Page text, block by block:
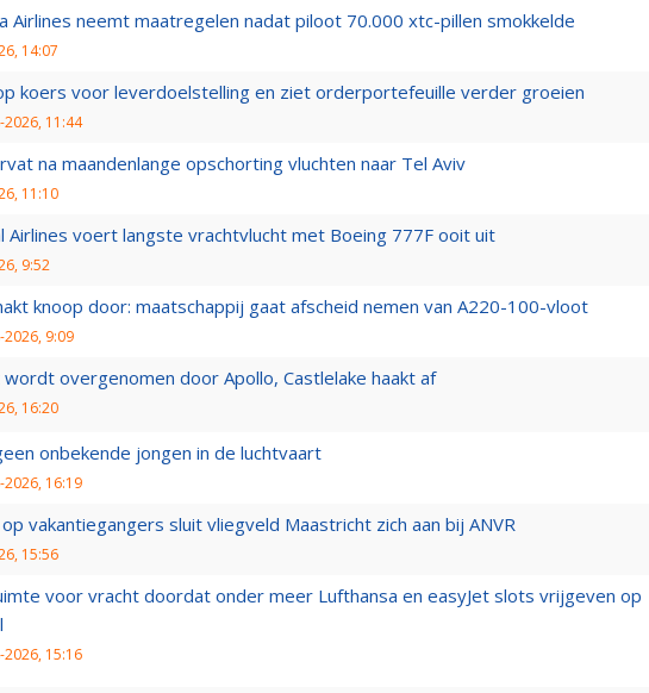
Airlines neemt maatregelen nadat piloot 70.000 xtc-pillen smokkelde
14:07
koers voor leverdoelstelling en ziet orderportefeuille verder groeien
2026, 11:44
na maandenlange opschorting vluchten naar Tel Aviv
11:10
Airlines voert langste vrachtvlucht met Boeing 777F ooit uit
9:52
knoop door: maatschappij gaat afscheid nemen van A220-100-vloot
2026, 9:09
wordt overgenomen door Apollo, Castlelake haakt af
16:20
onbekende jongen in de luchtvaart
2026, 16:19
vakantiegangers sluit vliegveld Maastricht zich aan bij ANVR
15:56
voor vracht doordat onder meer Lufthansa en easyJet slots vrijgeven op
2026, 15:16